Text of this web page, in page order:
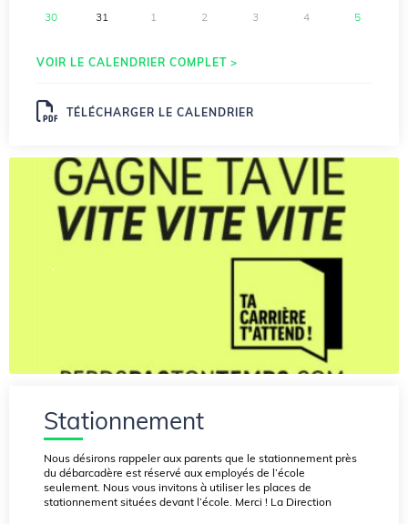
30 31 1 2 3 4 5
VOIR LE CALENDRIER COMPLET >
TÉLÉCHARGER LE CALENDRIER
.
Stationnement
Nous désirons rappeler aux parents que le stationnement près
du débarcadère est réservé aux employés de l’école
seulement. Nous vous invitons à utiliser les places de
stationnement situées devant l’école. Merci ! La Direction